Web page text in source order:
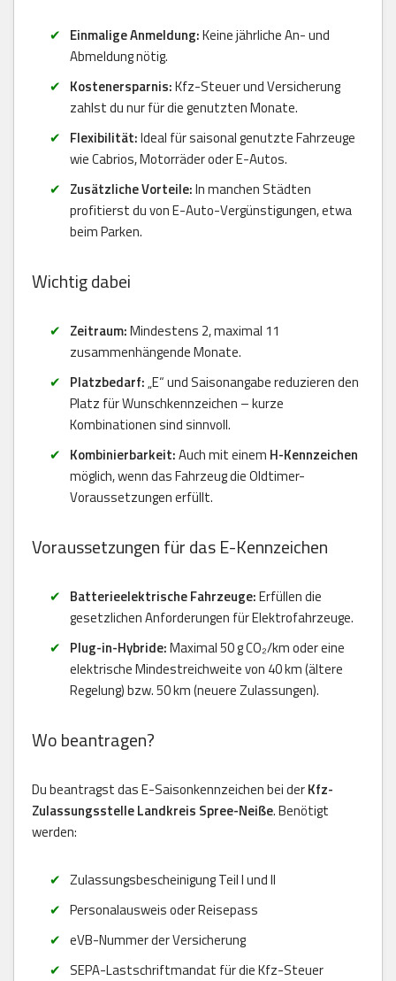
Einmalige Anmeldung:Keine jährliche An- und
Abmeldung nötig.
Kostenersparnis:Kfz-Steuer und Versicherung
zahlst du nur für die genutzten Monate.
Flexibilität:Ideal für saisonal genutzte Fahrzeuge
wie Cabrios, Motorräder oder E-Autos.
Zusätzliche Vorteile:In manchen Städten
profitierst du von E-Auto-Vergünstigungen, etwa
beim Parken.
Wichtig dabei
Zeitraum:Mindestens 2, maximal 11
zusammenhängende Monate.
Platzbedarf:„E“ und Saisonangabe reduzieren den
Platz für Wunschkennzeichen – kurze
Kombinationen sind sinnvoll.
Kombinierbarkeit:Auch mit einem H-Kennzeichen
möglich, wenn das Fahrzeug die Oldtimer-
Voraussetzungen erfüllt.
Voraussetzungen für das E-Kennzeichen
Batterieelektrische Fahrzeuge:Erfüllen die
gesetzlichen Anforderungen für Elektrofahrzeuge.
Plug-in-Hybride:Maximal 50 g CO₂/km oder eine
elektrische Mindestreichweite von 40 km (ältere
Regelung) bzw. 50 km (neuere Zulassungen).
Wo beantragen?
Du beantragst das E-Saisonkennzeichen bei derKfz-
Zulassungsstelle Landkreis Spree-Neiße. Benötigt
werden:
Zulassungsbescheinigung Teil I und II
Personalausweis oder Reisepass
eVB-Nummer der Versicherung
SEPA-Lastschriftmandat für die Kfz-Steuer